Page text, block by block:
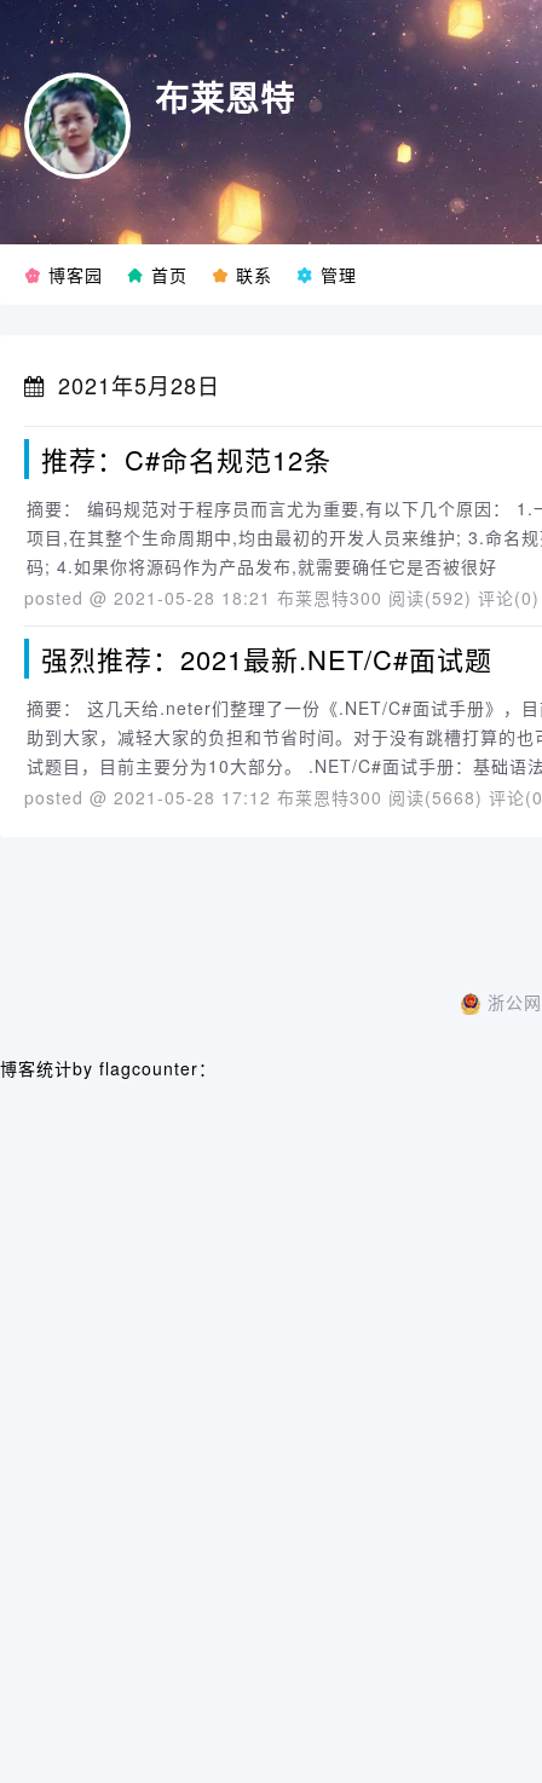
布莱恩特
博客园 首页 联系 管理
2021年5月28日
推荐：C#命名规范12条
摘要： 编码规范对于程序员而言尤为重要,有以下几个原因： 1.一个项目的生命周期中,80%的花费在于维护; 2.几乎没有任何一个
项目,在其整个生命周期中,均由最初的开发人员来维护; 3.命名
码; 4.如果你将源码作为产品发布,就需要确任它是否被很好
posted @ 2021-05-28 18:21 布莱恩特300 阅读(592) 评论(0)
强烈推荐：2021最新.NET/C#面试题
摘要： 这几天给.neter们整理了一份《.NET/C#面试手册》，目前大约4万字左右，初衷也很简单，就是希望在面试的时候能够帮
助到大家，减轻大家的负担和节省时间。对于没有跳槽打算的
试题目，目前主要分为10大部分。 .NET/C#面试手册：基础语
posted @ 2021-05-28 17:12 布莱恩特300 阅读(5668) 评论
浙公
博客统计by flagcounter：